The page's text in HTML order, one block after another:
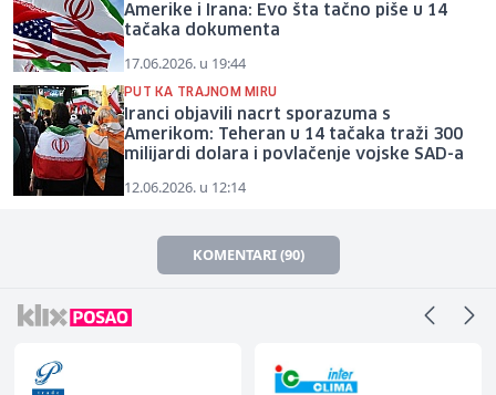
Amerike i Irana: Evo šta tačno piše u 14
tačaka dokumenta
17.06.2026. u 19:44
PUT KA TRAJNOM MIRU
Iranci objavili nacrt sporazuma s
Amerikom: Teheran u 14 tačaka traži 300
milijardi dolara i povlačenje vojske SAD-a
12.06.2026. u 12:14
KOMENTARI (90)